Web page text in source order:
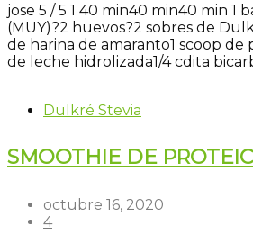
jose 5 /5 1 40 min40 min40 min 1
(MUY)?2 huevos?2 sobres de
de harina de amaranto1 scoop de
de leche hidrolizada1/4 cdita
Dulkré Stevia
SMOOTHIE DE
octubre 16, 2020
4